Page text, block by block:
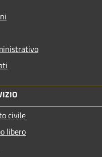
civile
libero